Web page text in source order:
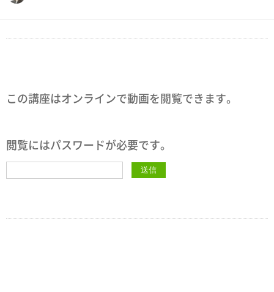
この講座はオンラインで動画を閲覧できます。
閲覧にはパスワードが必要です。